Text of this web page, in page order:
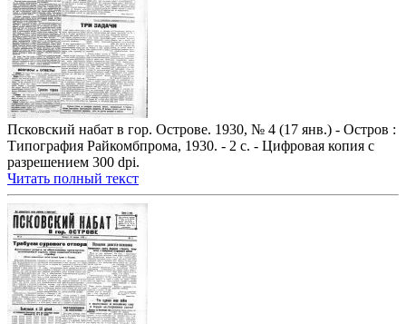
Псковский набат в гор. Острове. 1930, № 4 (17 янв.) - Остров :
Типография Райкомбпрома, 1930. - 2 с. - Цифровая копия с
разрешением 300 dpi.
Читать полный текст